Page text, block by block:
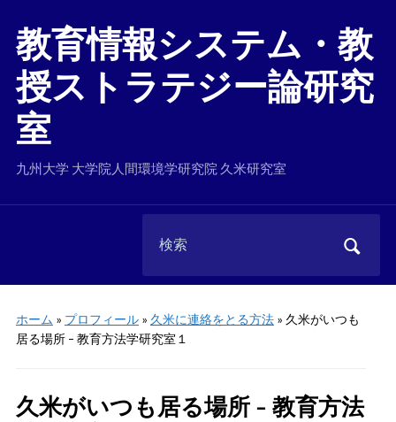
教育情報システム・教
授ストラテジー論研究
室
九州大学 大学院人間環境学研究院 久米研究室
for:
ホーム » プロフィール» 久米に連絡をとる方法» 久米がいつも
居る場所 – 教育方法学研究室１
久米がいつも居る場所 – 教育方法